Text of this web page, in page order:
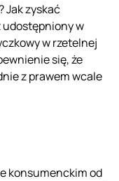
Jak zyskać
udostępniony w
w rzetelnej
się, że
z prawem wcale
konsumenckim od